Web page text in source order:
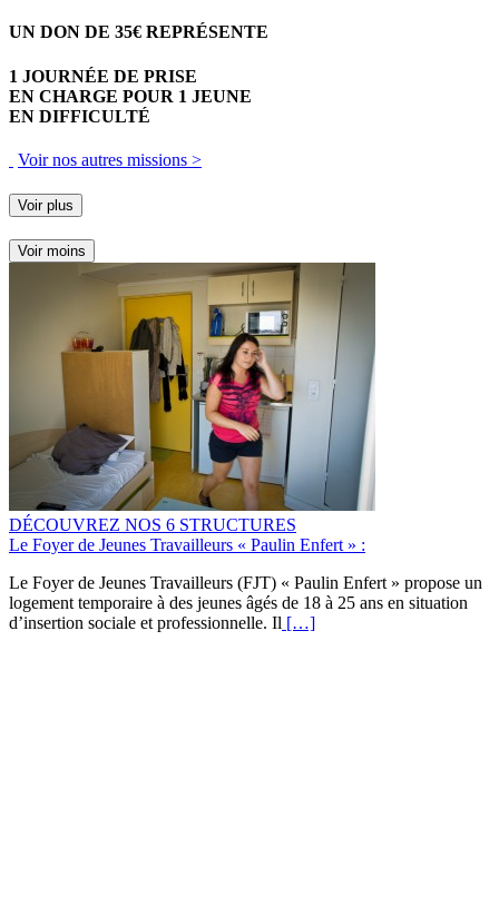
UN DON DE 35€ REPRÉSENTE
1 JOURNÉE DE PRISE
EN CHARGE POUR 1 JEUNE
EN DIFFICULTÉ
Voir nos autres missions >
Voir plus
Voir moins
DÉCOUVREZ NOS 6 STRUCTURES
Le Foyer de Jeunes Travailleurs « Paulin Enfert » :
Le Foyer de Jeunes Travailleurs (FJT) « Paulin Enfert » propose un
logement temporaire à des jeunes âgés de 18 à 25 ans en situation
d’insertion sociale et professionnelle. Il […]